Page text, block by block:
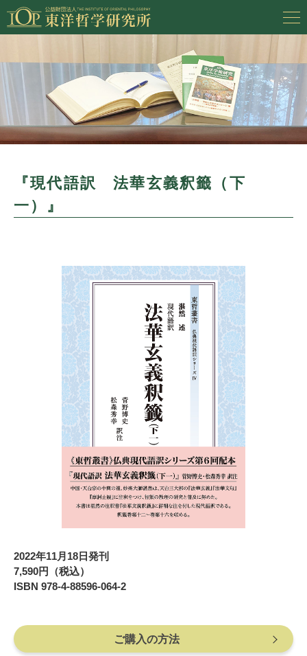
『現代語訳 法華玄義釈籤（下
一）』
2022年11月18日発刊
7,590円（税込）
ISBN 978-4-88596-064-2
ご購入の方法